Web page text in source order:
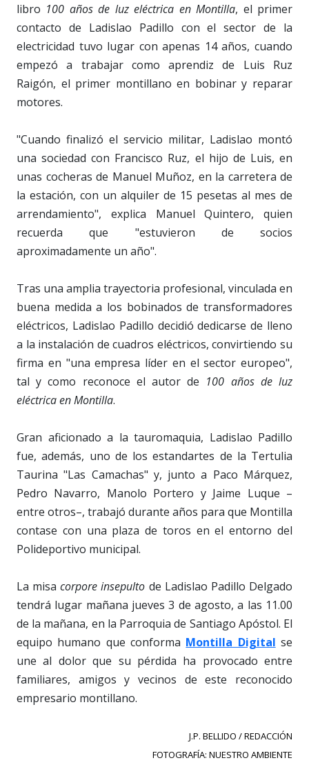
libro 100 años de luz eléctrica en Montilla, el primer
contacto de Ladislao Padillo con el sector de la
electricidad tuvo lugar con apenas 14 años, cuando
empezó a trabajar como aprendiz de Luis Ruz
Raigón, el primer montillano en bobinar y reparar
motores.
"Cuando finalizó el servicio militar, Ladislao montó
una sociedad con Francisco Ruz, el hijo de Luis, en
unas cocheras de Manuel Muñoz, en la carretera de
la estación, con un alquiler de 15 pesetas al mes de
arrendamiento", explica Manuel Quintero, quien
recuerda que "estuvieron de socios
aproximadamente un año".
Tras una amplia trayectoria profesional, vinculada en
buena medida a los bobinados de transformadores
eléctricos, Ladislao Padillo decidió dedicarse de lleno
a la instalación de cuadros eléctricos, convirtiendo su
firma en "una empresa líder en el sector europeo",
tal y como reconoce el autor de 100 años de luz
eléctrica en Montilla.
Gran aficionado a la tauromaquia, Ladislao Padillo
fue, además, uno de los estandartes de la Tertulia
Taurina "Las Camachas" y, junto a Paco Márquez,
Pedro Navarro, Manolo Portero y Jaime Luque –
entre otros–, trabajó durante años para que Montilla
contase con una plaza de toros en el entorno del
Polideportivo municipal.
La misacorpore insepulto de Ladislao Padillo Delgado
tendrá lugar mañana jueves 3 de agosto, a las 11.00
de la mañana, en la Parroquia de Santiago Apóstol. El
equipo humano que conforma Montilla Digital se
une al dolor que su pérdida ha provocado entre
familiares, amigos y vecinos de este reconocido
empresario montillano.
J.P. BELLIDO / REDACCIÓN
FOTOGRAFÍA: NUESTRO AMBIENTE